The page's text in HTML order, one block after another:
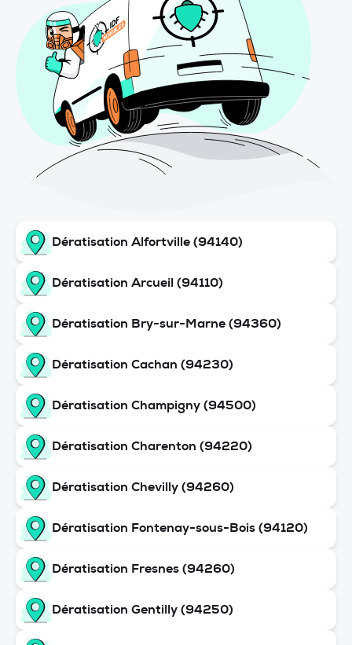
Dératisation Alfortville (94140)
Dératisation Arcueil (94110)
Dératisation Bry-sur-Marne (94360)
Dératisation Cachan (94230)
Dératisation Champigny (94500)
Dératisation Charenton (94220)
Dératisation Chevilly (94260)
Dératisation Fontenay-sous-Bois (94120)
Dératisation Fresnes (94260)
Dératisation Gentilly (94250)